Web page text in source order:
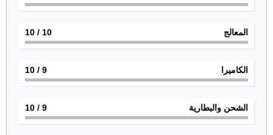
المعالج 10
/ 10
الكاميرا 9
/ 10
الشحن والبطارية 9
/ 10